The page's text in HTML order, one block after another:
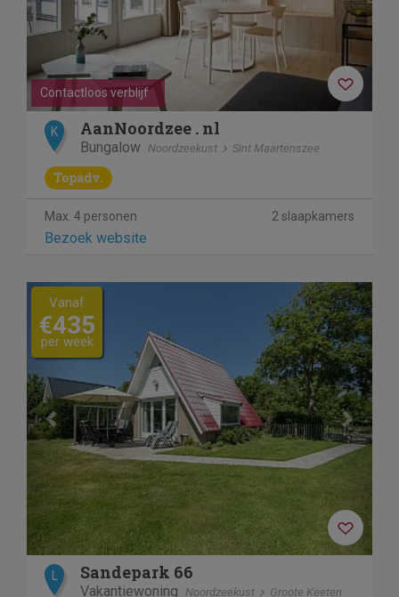
Contactloos verblijf
K AanNoordzee . nl
Bungalow Noordzeekust Sint Maartenszee
Topadv.
Max. 4 personen 2 slaapkamers
Bezoek website
Previous Next
Vanaf
€435
per week
L Sandepark 66
Vakantiewoning Noordzeekust Groote Keeten